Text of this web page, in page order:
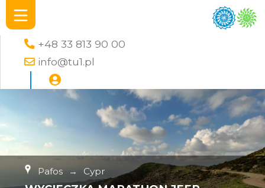
+48 33 813 90 00
info@tu1.pl
Pafos → Cypr